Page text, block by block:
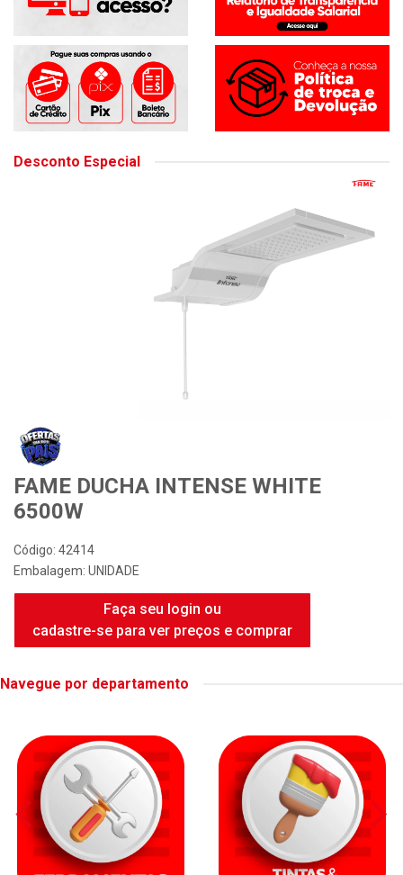
Desconto Especial
FAME DUCHA INTENSE WHITE
6500W
Código: 42414
Embalagem: UNIDADE
Faça seu login ou
cadastre-se para ver preços e comprar
Navegue por departamento